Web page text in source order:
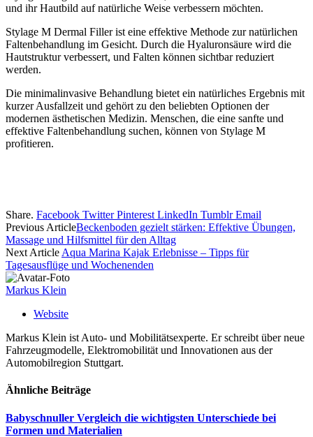
und ihr Hautbild auf natürliche Weise verbessern möchten.
Stylage M Dermal Filler ist eine effektive Methode zur natürlichen
Faltenbehandlung im Gesicht. Durch die Hyaluronsäure wird die
Hautstruktur verbessert, und Falten können sichtbar reduziert
werden.
Die minimalinvasive Behandlung bietet ein natürliches Ergebnis mit
kurzer Ausfallzeit und gehört zu den beliebten Optionen der
modernen ästhetischen Medizin. Menschen, die eine sanfte und
effektive Faltenbehandlung suchen, können von Stylage M
profitieren.
Share. Facebook Twitter Pinterest LinkedIn Tumblr Email
Previous ArticleBeckenboden gezielt stärken: Effektive Übungen,
Massage und Hilfsmittel für den Alltag
Next Article Aqua Marina Kajak Erlebnisse – Tipps für
Tagesausflüge und Wochenenden
Markus Klein
Website
Markus Klein ist Auto- und Mobilitätsexperte. Er schreibt über neue
Fahrzeugmodelle, Elektromobilität und Innovationen aus der
Automobilregion Stuttgart.
Ähnliche Beiträge
Babyschnuller Vergleich die wichtigsten Unterschiede bei
Formen und Materialien